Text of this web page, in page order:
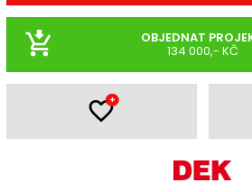
OBJEDNAT
134 000,- KČ
+